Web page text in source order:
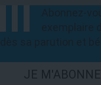
JE M'ABONNE